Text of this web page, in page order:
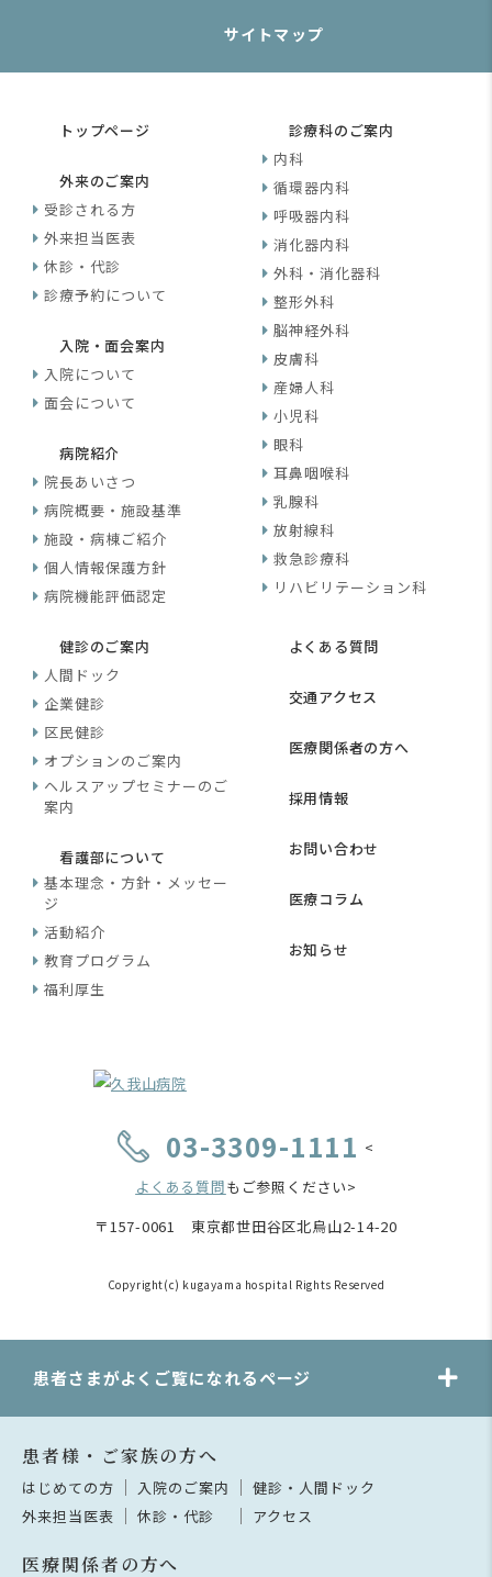
サイトマップ
トップページ
外来のご案内
受診される方
外来担当医表
休診・代診
診療予約について
入院・面会案内
入院について
面会について
病院紹介
院長あいさつ
病院概要・施設基準
施設・病棟ご紹介
個人情報保護方針
病院機能評価認定
診療科のご案内
内科
循環器内科
呼吸器内科
消化器内科
外科・消化器科
整形外科
脳神経外科
皮膚科
産婦人科
小児科
眼科
耳鼻咽喉科
乳腺科
放射線科
救急診療科
リハビリテーション科
健診のご案内
人間ドック
企業健診
区民健診
オプションのご案内
ヘルスアップセミナーのご
案内
看護部について
基本理念・方針・メッセー
ジ
活動紹介
教育プログラム
福利厚生
よくある質問
交通アクセス
医療関係者の方へ
採用情報
お問い合わせ
医療コラム
お知らせ
03-3309-1111 <
よくある質問もご参照ください>
〒157-0061 東京都世田谷区北烏山2-14-20
Copyright(c) kugayama hospital Rights Reserved
患者さまがよくご覧になれるページ
患者様・ご家族の方へ
はじめての方 入院のご案内
健診・人間ドック
外来担当医表
休診・代診 アクセス
医療関係者の方へ